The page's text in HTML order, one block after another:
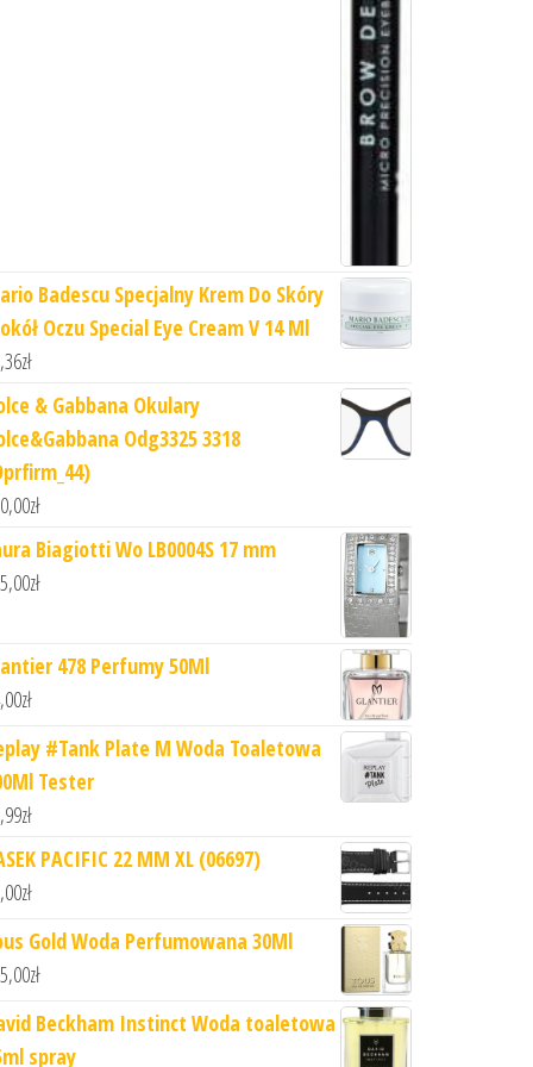
Badescu Specjalny Krem ​​Do Skóry
Oczu Special Eye Cream V 14 Ml
zł
& Gabbana Okulary
Odg3325 3318
zł
Biagiotti Wo LB0004S 17 mm
zł
478 Perfumy 50Ml
zł
#Tank Plate M Woda Toaletowa
Tester
zł
PACIFIC 22 MM XL (06697)
zł
Gold Woda Perfumowana 30Ml
zł
Beckham Instinct Woda toaletowa
spray